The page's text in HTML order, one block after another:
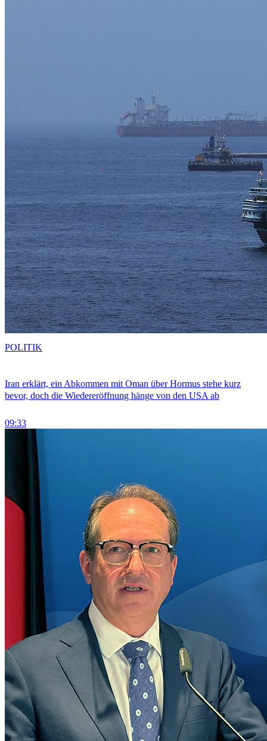
Iran erklärt, ein Abkommen mit Oman über Hormus stehe kurz
bevor, doch die Wiedereröffnung hänge von den USA ab
09:33
POLITIK